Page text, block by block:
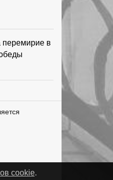
перемирие в
cookie.